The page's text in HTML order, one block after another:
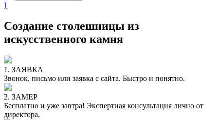
⟩
Создание столешницы из
искусственного камня
1. ЗАЯВКА
Звонок, письмо или заявка с сайта. Быстро и понятно.
2. ЗАМЕР
Бесплатно и уже завтра! Экспертная консультация лично от
директора.